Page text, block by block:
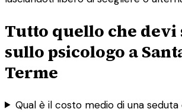
Tutto quello che devi
sullo psicologo a
Terme
Qual è il costo medio di una